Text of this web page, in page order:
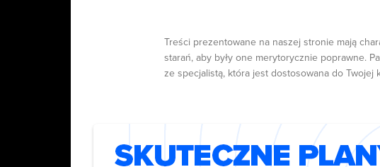
Treści prezentowane na naszej stronie mają
starań, aby były one merytorycznie poprawne.
ze specjalistą, która jest dostosowana do Twojej